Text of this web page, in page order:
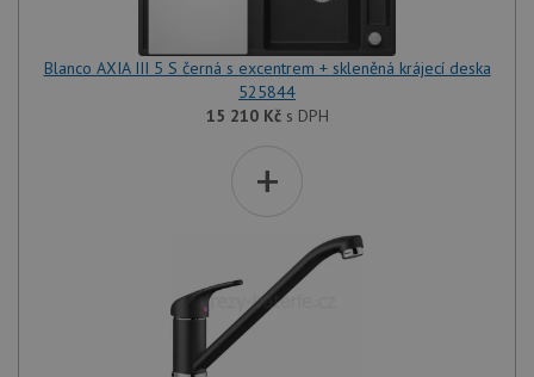
Blanco AXIA III 5 S černá s excentrem + skleněná krájecí deska
525844
15 210 Kčs DPH
+